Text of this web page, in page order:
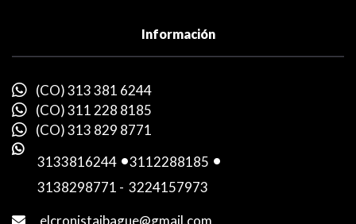
Información
(CO) 313 381 6244
(CO) 311 228 8185
(CO) 313 829 8771
3133816244 -3112288185 -
3138298771 - 3224157973
elcronistaibague@gmail.com